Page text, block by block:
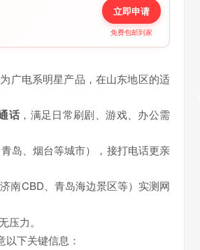
立即申请
免费包邮到家
广电系明星产品，在山东地区的适
话 ，满足日常刷剧、游戏、办公需
青岛、烟台等城市），接打电话更亲
南CBD、青岛海边景区等）实测网
力。
下关键信息：